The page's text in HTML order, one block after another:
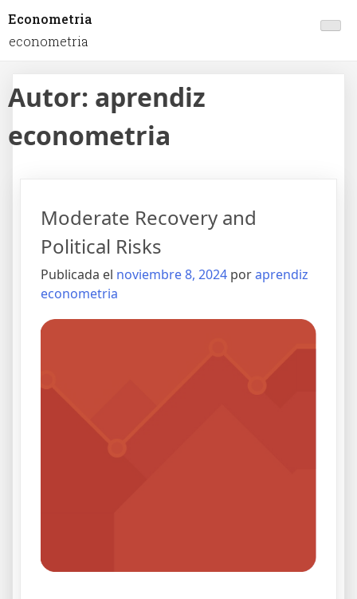
Econometria
econometria
Autor: aprendiz
econometria
Moderate Recovery and
Political Risks
Publicada el noviembre 8, 2024 poraprendiz
econometria